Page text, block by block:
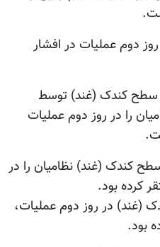
دوم عملیات در افشار
سطح کندک (غند) توسط
را در روز دوم عملیات
کندک (غند) نظامیان را در
کرده بود.
(غند) در روز دوم عملیات،
بود.